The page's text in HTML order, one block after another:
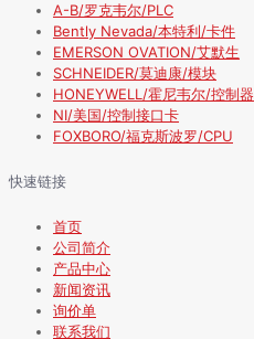
A-B/罗克韦尔/PLC
Bently Nevada/本特利/卡件
EMERSON OVATION/艾默生
SCHNEIDER/莫迪康/模块
HONEYWELL/霍尼韦尔/控制器
NI/美国/控制接口卡
FOXBORO/福克斯波罗/CPU
快速链接
首页
公司简介
产品中心
新闻资讯
询价单
联系我们